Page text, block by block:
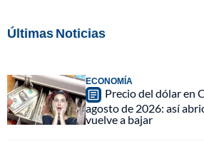
Últimas Noticias
ECONOMÍA
Precio del dólar en
agosto de 2026: así
vuelve a bajar